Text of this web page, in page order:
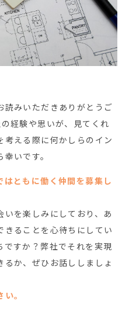
読みいただきありがとうご
経験や思いが、見てくれ
考える際に何かしらのイン
いです。
ともに働く仲間を募集し
を楽しみにしており、あ
きることを心待ちにしてい
ですか？弊社でそれを実現
か、ぜひお話ししましょ
。